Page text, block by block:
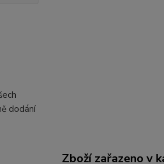
dodání
Zboží zařazeno v